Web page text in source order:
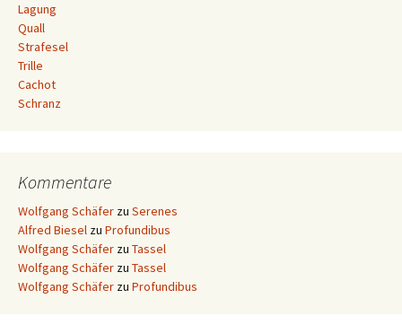
Lagung
Quall
Strafesel
Trille
Cachot
Schranz
Kommentare
Wolfgang Schäfer zu Serenes
Alfred Biesel zu Profundibus
Wolfgang Schäfer zu Tassel
Wolfgang Schäfer zu Tassel
Wolfgang Schäfer zu Profundibus